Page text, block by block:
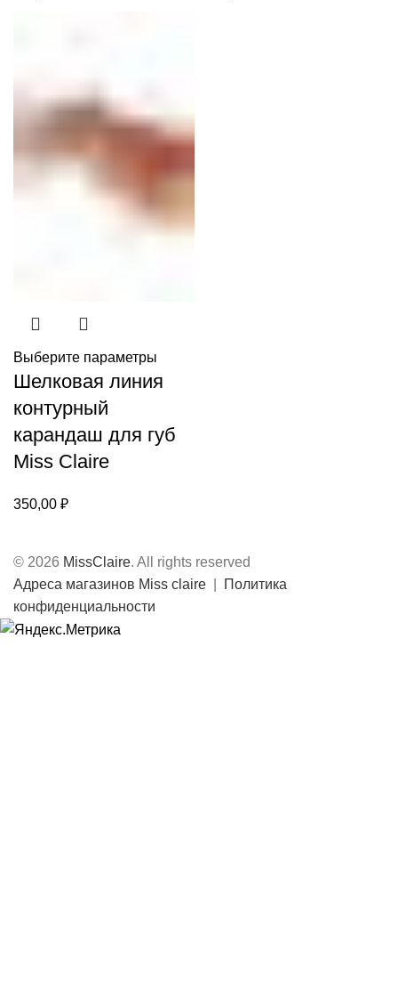
Выберите параметры
Шелковая линия
контурный
карандаш для губ
Miss Claire
350,00 ₽
© 2026 MissClaire. All rights reserved
Адреса магазинов Miss claire
Политика
конфиденциальности